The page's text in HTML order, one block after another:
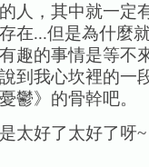
人，其中就一定
在...但是為什麼
趣的事情是等不
到我心坎裡的一
鬱》的骨幹吧。
太好了太好了呀